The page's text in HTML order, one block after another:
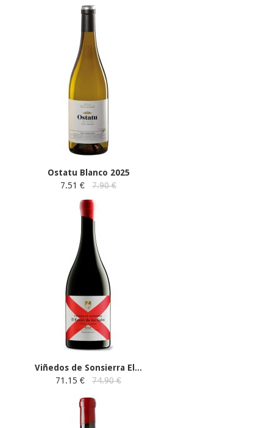
Ostatu Blanco 2025
7.51 €
7.90 €
Viñedos de Sonsierra El...
71.15 €
74.90 €